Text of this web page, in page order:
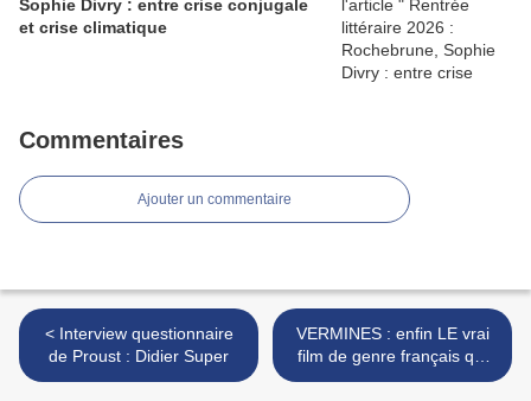
Sophie Divry : entre crise conjugale
et crise climatique
Commentaires
Ajouter un commentaire
< Interview questionnaire
de Proust : Didier Super
VERMINES : enfin LE vrai
film de genre français qui
fait (vraiment) peur! >